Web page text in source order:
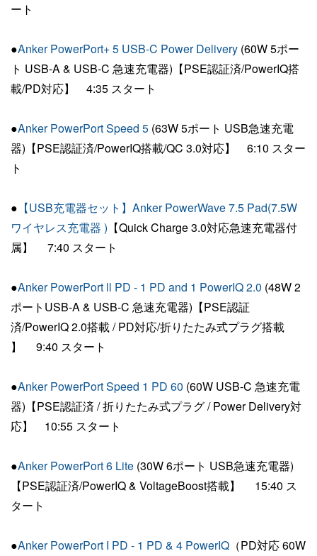
ート
●Anker PowerPort+ 5 USB-C Power Delivery (60W 5ポー
ト USB-A & USB-C 急速充電器)【PSE認証済/PowerIQ搭
載/PD対応】 4:35 スタート
●Anker PowerPort Speed 5 (63W 5ポート USB急速充電
器)【PSE認証済/PowerIQ搭載/QC 3.0対応】 6:10 スター
ト
● 【USB充電器セット】Anker PowerWave 7.5 Pad(7.5W
ワイヤレス充電器 ) 【Quick Charge 3.0対応急速充電器付
属】 7:40 スタート
●Anker PowerPort ll PD - 1 PD and 1 PowerIQ 2.0 (48W 2
ポートUSB-A & USB-C 急速充電器)【PSE認証
済/PowerIQ 2.0搭載 / PD対応/折りたたみ式プラグ搭載
】 9:40 スタート
●Anker PowerPort Speed 1 PD 60 (60W USB-C 急速充電
器)【PSE認証済 / 折りたたみ式プラグ / Power Delivery対
応】 10:55 スタート
●Anker PowerPort 6 Lite (30W 6ポート USB急速充電器)
【PSE認証済/PowerIQ & VoltageBoost搭載】 15:40 ス
タート
●Anker PowerPort I PD - 1 PD & 4 PowerIQ （PD対応 60W